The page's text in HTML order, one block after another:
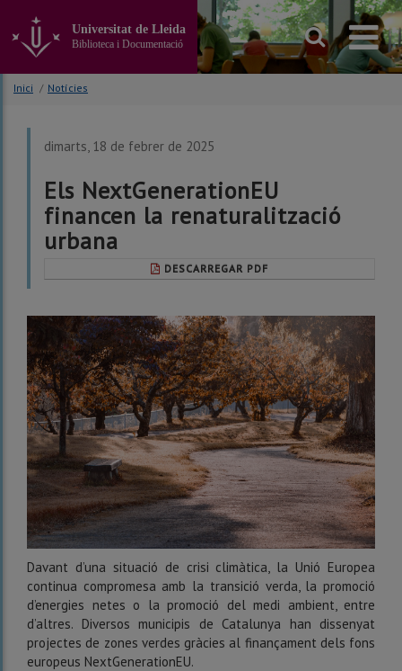
contingut
principal
Universitat de Lleida
Biblioteca i Documentació
Inici / Notícies
dimarts, 18 de febrer de 2025
Els NextGenerationEU
financen la renaturalització
urbana
DESCARREGAR PDF
Davant d’una situació de crisi climàtica, la Unió Europea
continua compromesa amb la transició verda, la promoció
d’energies netes o la promoció del medi ambient, entre
d’altres. Diversos municipis de Catalunya han dissenyat
projectes de zones verdes gràcies al finançament dels fons
europeus NextGenerationEU.